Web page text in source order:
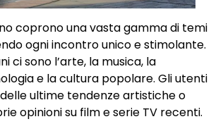
coprono una vasta gamma di temi
ogni incontro unico e stimolante.
ci sono l’arte, la musica, la
e la cultura popolare. Gli utenti
ultime tendenze artistiche o
opinioni su film e serie TV recenti.